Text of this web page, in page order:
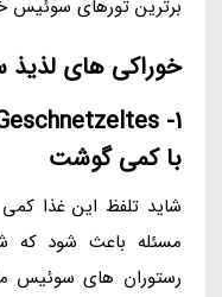
برترین تورهای سوئیس
خوراکی های
با کمی گوشت
شاید تلفظ این غذا
مسئله باعث شود که
رستوران های سوئیس